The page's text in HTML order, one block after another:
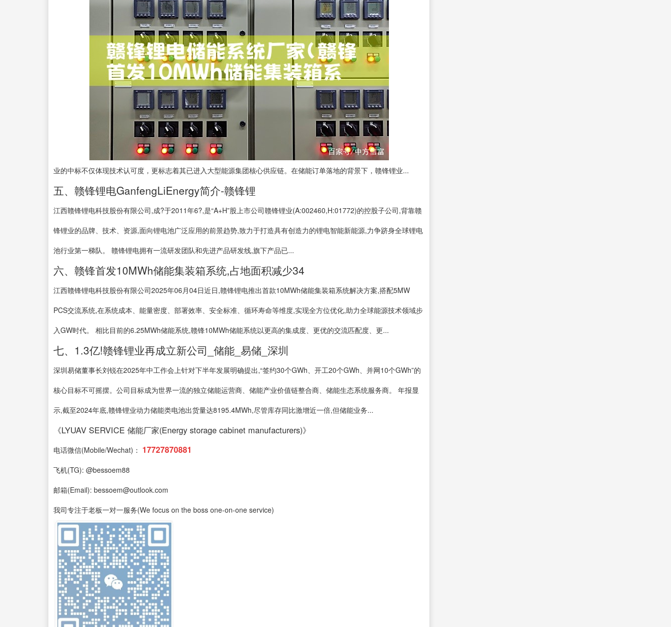
业的中标不仅体现技术认可度，更标志着其已进入大型能源集团核心供应链。在储能订单落地的背景下，赣锋锂业...
五、赣锋锂电GanfengLiEnergy简介-赣锋锂
江西赣锋锂电科技股份有限公司,成?于2011年6?,是“A+H”股上市公司赣锋锂业(A:002460,H:01772)的控股子公司,背靠赣
锋锂业的品牌、技术、资源,面向锂电池广泛应用的前景趋势,致力于打造具有创造力的锂电智能新能源,力争跻身全球锂电
池行业第一梯队。 赣锋锂电拥有一流研发团队和先进产品研发线,旗下产品已...
六、赣锋首发10MWh储能集装箱系统,占地面积减少34
江西赣锋锂电科技股份有限公司2025年06月04日近日,赣锋锂电推出首款10MWh储能集装箱系统解决方案,搭配5MW
PCS交流系统,在系统成本、能量密度、部署效率、安全标准、循环寿命等维度,实现全方位优化,助力全球能源技术领域步
入GW时代。 相比目前的6.25MWh储能系统,赣锋10MWh储能系统以更高的集成度、更优的交流匹配度、更...
七、1.3亿!赣锋锂业再成立新公司_储能_易储_深圳
深圳易储董事长刘锐在2025年中工作会上针对下半年发展明确提出,“签约30个GWh、开工20个GWh、并网10个GWh”的
核心目标不可摇摆。公司目标成为世界一流的独立储能运营商、储能产业价值链整合商、储能生态系统服务商。 年报显
示,截至2024年底,赣锋锂业动力储能类电池出货量达8195.4MWh,尽管库存同比激增近一倍,但储能业务...
《LYUAV SERVICE 储能厂家(Energy storage cabinet manufacturers)》
电话微信(Mobile/Wechat)： 17727870881
飞机(TG): @bessoem88
邮箱(Email): bessoem@outlook.com
我司专注于老板一对一服务(We focus on the boss one-on-one service)